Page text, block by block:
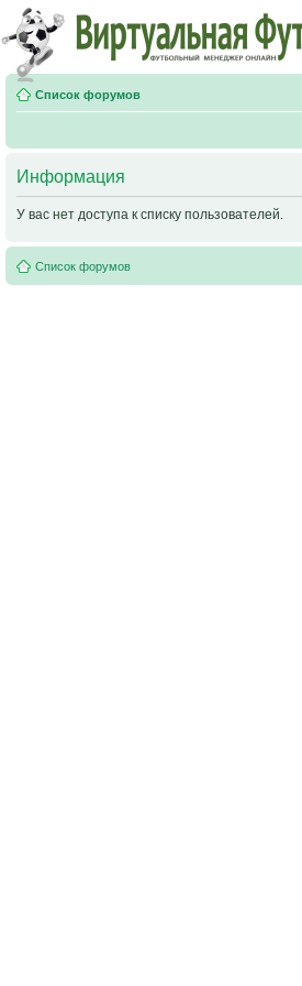
Список форумов
Информация
У вас нет доступа к списку пользователей.
Список форумов